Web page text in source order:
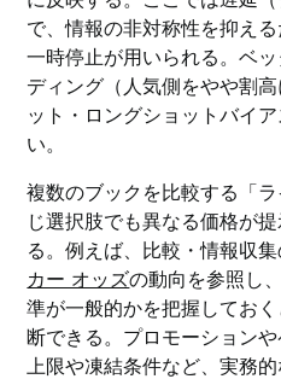
で、情報の非対称性を抑え
一時停止が用いられる。ベ
ディング（人気側をやや割
ット・ロングショットバイ
い。
複数のブックを比較する「
じ選択肢でも異なる価格が
る。例えば、比較・情報収
カー オッズの動向を参照し
準が一般的かを把握してお
断できる。プロモーション
上限や凍結条件など、実務